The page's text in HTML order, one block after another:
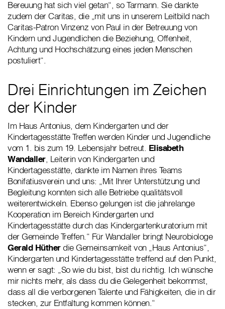
Bereuung hat sich viel getan“, so Tarmann. Sie dankte
zudem der Caritas, die „mit uns in unserem Leitbild nach
Caritas-Patron Vinzenz von Paul in der Betreuung von
Kindern und Jugendlichen die Beziehung, Offenheit,
Achtung und Hochschätzung eines jeden Menschen
postuliert“.
Drei Einrichtungen im Zeichen
der Kinder
Im Haus Antonius, dem Kindergarten und der
Kindertagesstätte Treffen werden Kinder und Jugendliche
vom 1. bis zum 19. Lebensjahr betreut. Elisabeth
Wandaller, Leiterin von Kindergarten und
Kindertagesstätte, dankte im Namen ihres Teams
Bonifatiusverein und uns: „Mit Ihrer Unterstützung und
Begleitung konnten sich alle Betriebe qualitätsvoll
weiterentwickeln. Ebenso gelungen ist die jahrelange
Kooperation im Bereich Kindergarten und
Kindertagesstätte durch das Kindergartenkuratorium mit
der Gemeinde Treffen.“ Für Wandaller bringt Neurobiologe
Gerald Hütherdie Gemeinsamkeit von „Haus Antonius“,
Kindergarten und Kindertagesstätte treffend auf den Punkt,
wenn er sagt: „So wie du bist, bist du richtig. Ich wünsche
mir nichts mehr, als dass du die Gelegenheit bekommst,
dass all die verborgenen Talente und Fähigkeiten, die in dir
stecken, zur Entfaltung kommen können.“